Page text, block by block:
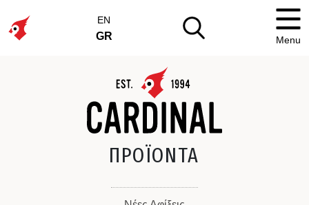
EN
GR Menu
ΠΡΟΪΟΝΤΑ